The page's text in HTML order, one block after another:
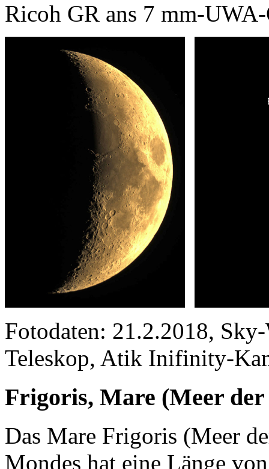
Ricoh GR ans 7 mm-
Fotodaten: 21.2.2018,
Teleskop, Atik Inifinity-
Frigoris, Mare (Meer
Das Mare Frigoris (Meer
Mondes hat eine Länge